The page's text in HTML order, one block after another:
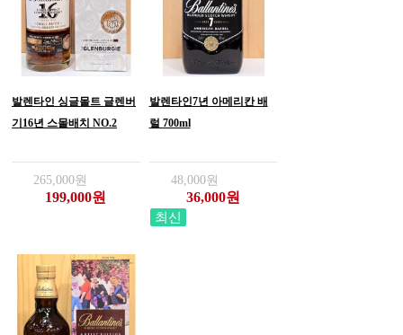
발렌타인 싱글몰트 글렌버
기16년 스몰배치 NO.2
265,000원
199,000원
발렌타인7년 아메리칸 배
럴 700ml
48,000원
36,000원
최신